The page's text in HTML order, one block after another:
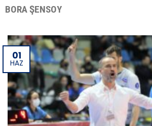
BORA ŞENSOY
01
HAZ